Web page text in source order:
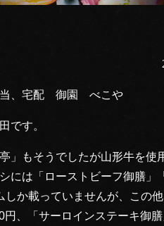
当、宅配 御園 べこや
です。
もそうでしたが山形牛を使
には「ローストビーフ御膳」
か載っていませんが、この
、「サーロインステーキ御